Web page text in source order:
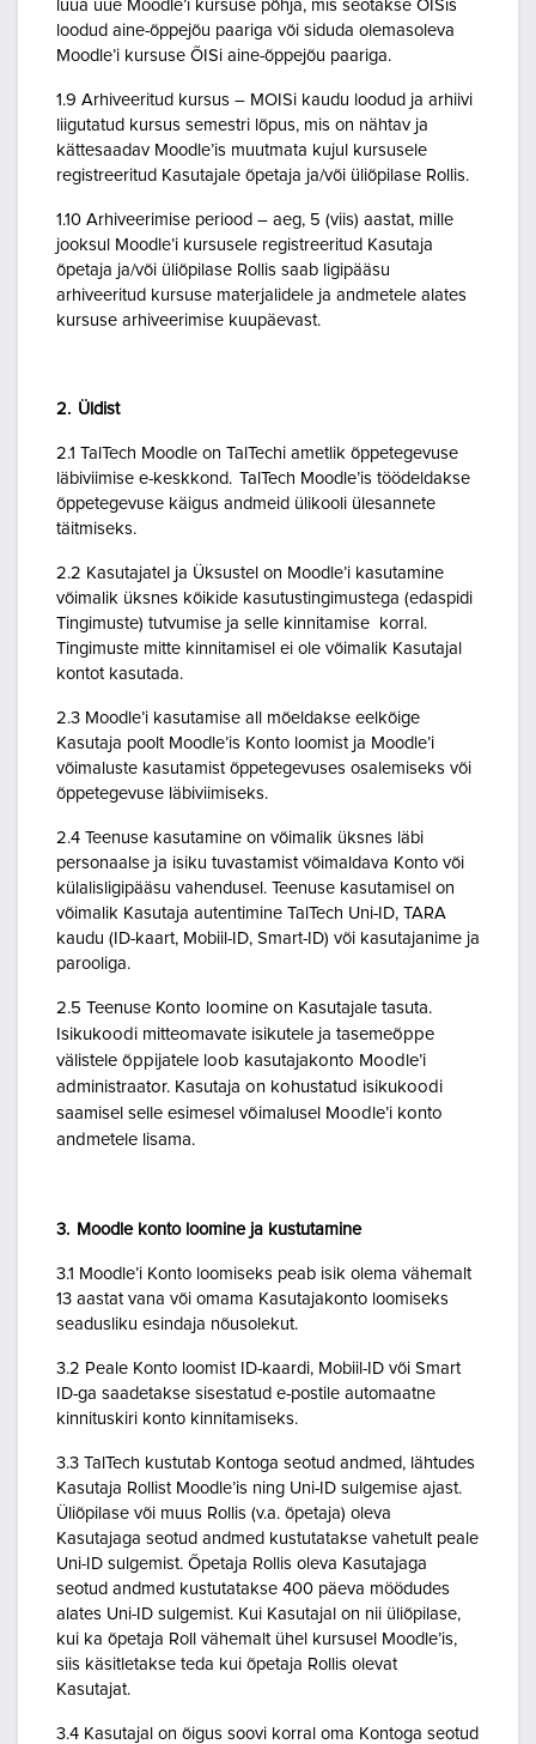
luua uue Moodle’i kursuse põhja, mis seotakse ÕISis
loodud aine-õppejõu paariga või siduda olemasoleva
Moodle’i kursuse ÕISi aine-õppejõu paariga.
1.9 Arhiveeritud kursus – MOISi kaudu loodud ja arhiivi
liigutatud kursus semestri lõpus, mis on nähtav ja
kättesaadav Moodle’is muutmata kujul kursusele
registreeritud Kasutajale õpetaja ja/või üliõpilase Rollis.
1.10 Arhiveerimise periood – aeg, 5 (viis) aastat, mille
jooksul Moodle’i kursusele registreeritud Kasutaja
õpetaja ja/või üliõpilase Rollis saab ligipääsu
arhiveeritud kursuse materjalidele ja andmetele alates
kursuse arhiveerimise kuupäevast.
2. Üldist
2.1 TalTech Moodle on TalTechi ametlik õppetegevuse
läbiviimise e-keskkond. TalTech Moodle’is töödeldakse
õppetegevuse käigus andmeid ülikooli ülesannete
täitmiseks.
2.2 Kasutajatel ja Üksustel on Moodle’i kasutamine
võimalik üksnes kõikide kasutustingimustega (edaspidi
Tingimuste) tutvumise ja selle kinnitamise korral.
Tingimuste mitte kinnitamisel ei ole võimalik Kasutajal
kontot kasutada.
2.3 Moodle’i kasutamise all mõeldakse eelkõige
Kasutaja poolt Moodle’is Konto loomist ja Moodle’i
võimaluste kasutamist õppetegevuses osalemiseks või
õppetegevuse läbiviimiseks.
2.4 Teenuse kasutamine on võimalik üksnes läbi
personaalse ja isiku tuvastamist võimaldava Konto või
külalisligipääsu vahendusel. Teenuse kasutamisel on
võimalik Kasutaja autentimine TalTech Uni-ID, TARA
kaudu (ID-kaart, Mobiil-ID, Smart-ID) või kasutajanime ja
parooliga.
2.5 Teenuse Konto loomine on Kasutajale tasuta.
Isikukoodi mitteomavate isikutele ja tasemeõppe
välistele õppijatele loob kasutajakonto Moodle’i
administraator. Kasutaja on kohustatud isikukoodi
saamisel selle esimesel võimalusel Moodle’i konto
andmetele lisama.
3. Moodle konto loomine ja kustutamine
3.1 Moodle’i Konto loomiseks peab isik olema vähemalt
13 aastat vana või omama Kasutajakonto loomiseks
seadusliku esindaja nõusolekut.
3.2 Peale Konto loomist ID-kaardi, Mobiil-ID või Smart
ID-ga saadetakse sisestatud e-postile automaatne
kinnituskiri konto kinnitamiseks.
3.3 TalTech kustutab Kontoga seotud andmed, lähtudes
Kasutaja Rollist Moodle’is ning Uni-ID sulgemise ajast.
Üliõpilase või muus Rollis (v.a. õpetaja) oleva
Kasutajaga seotud andmed kustutatakse vahetult peale
Uni-ID sulgemist. Õpetaja Rollis oleva Kasutajaga
seotud andmed kustutatakse 400 päeva möödudes
alates Uni-ID sulgemist. Kui Kasutajal on nii üliõpilase,
kui ka õpetaja Roll vähemalt ühel kursusel Moodle’is,
siis käsitletakse teda kui õpetaja Rollis olevat
Kasutajat.
3.4 Kasutajal on õigus soovi korral oma Kontoga seotud